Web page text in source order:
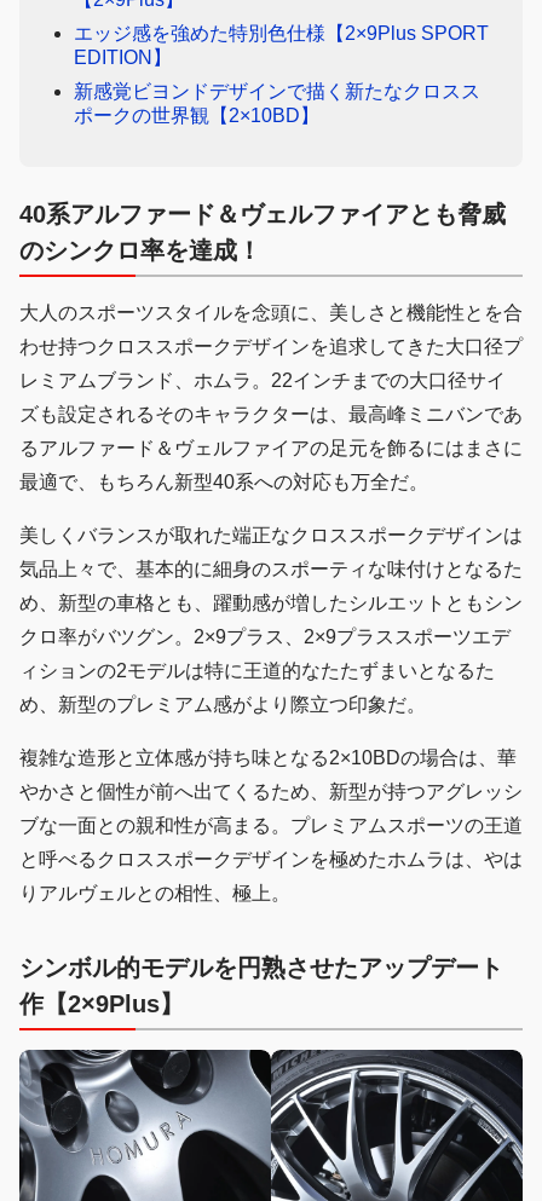
エッジ感を強めた特別色仕様【2×9Plus SPORT
EDITION】
新感覚ビヨンドデザインで描く新たなクロスス
ポークの世界観【2×10BD】
40系アルファード＆ヴェルファイアとも脅威
のシンクロ率を達成！
大人のスポーツスタイルを念頭に、美しさと機能性とを合
わせ持つクロススポークデザインを追求してきた大口径プ
レミアムブランド、ホムラ。22インチまでの大口径サイ
ズも設定されるそのキャラクターは、最高峰ミニバンであ
るアルファード＆ヴェルファイアの足元を飾るにはまさに
最適で、もちろん新型40系への対応も万全だ。
美しくバランスが取れた端正なクロススポークデザインは
気品上々で、基本的に細身のスポーティな味付けとなるた
め、新型の車格とも、躍動感が増したシルエットともシン
クロ率がバツグン。2×9プラス、2×9プラススポーツエデ
ィションの2モデルは特に王道的なたたずまいとなるた
め、新型のプレミアム感がより際立つ印象だ。
複雑な造形と立体感が持ち味となる2×10BDの場合は、華
やかさと個性が前へ出てくるため、新型が持つアグレッシ
ブな一面との親和性が高まる。プレミアムスポーツの王道
と呼べるクロススポークデザインを極めたホムラは、やは
りアルヴェルとの相性、極上。
シンボル的モデルを円熟させたアップデート
作【2×9Plus】